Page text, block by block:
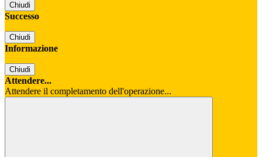
Chiudi
Successo
Chiudi
Informazione
Chiudi
Attendere...
Attendere il completamento dell'operazione...